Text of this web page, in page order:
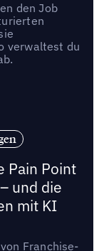
den Job
verwaltest du
Pain Point
und die
mit KI
Franchise-